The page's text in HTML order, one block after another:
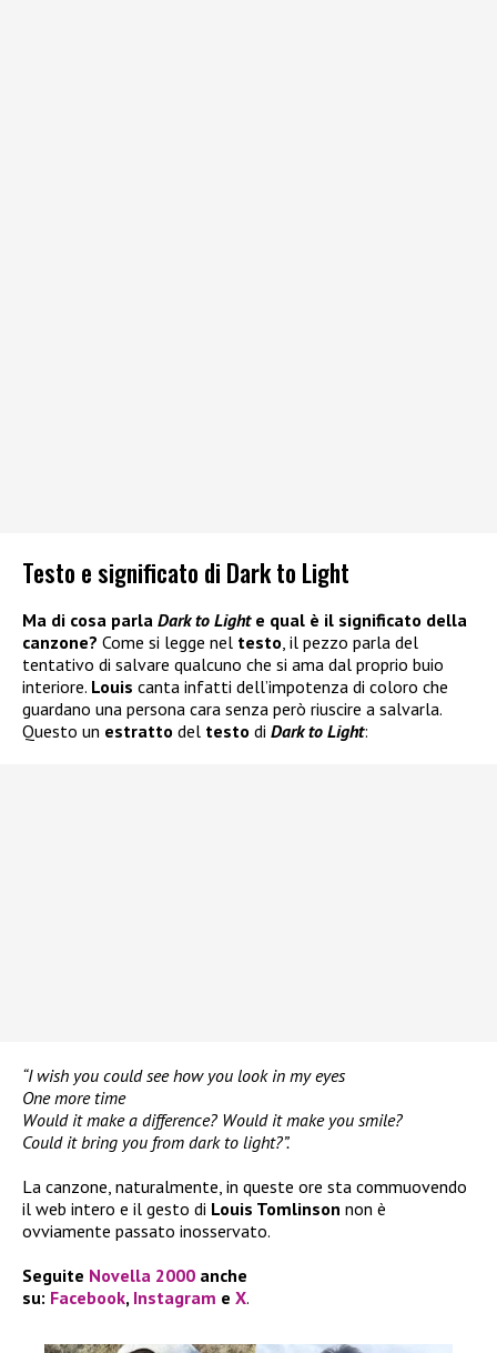
Testo e significato di Dark to Light
Ma di cosa parla Dark to Lighte qual è il significato della
canzone? Come si legge nel testo, il pezzo parla del
tentativo di salvare qualcuno che si ama dal proprio buio
interiore. Louis canta infatti dell’impotenza di coloro che
guardano una persona cara senza però riuscire a salvarla.
Questo un estratto del testo di Dark to Light:
“I wish you could see how you look in my eyes
One more time
Would it make a difference? Would it make you smile?
Could it bring you from dark to light?”.
La canzone, naturalmente, in queste ore sta commuovendo
il web intero e il gesto di Louis Tomlinson non è
ovviamente passato inosservato.
Seguite Novella 2000 anche
su: Facebook, Instagram e X.